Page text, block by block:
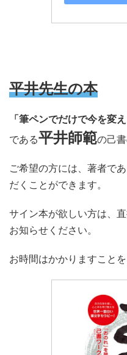
平井先生の本
「筆ペンでだけで今を変え
である平井師範の己書
ご希望の方には、著者で
だくことができます。
サイン本が欲しい方は、
お知らせください。
お時間はかかりますことを